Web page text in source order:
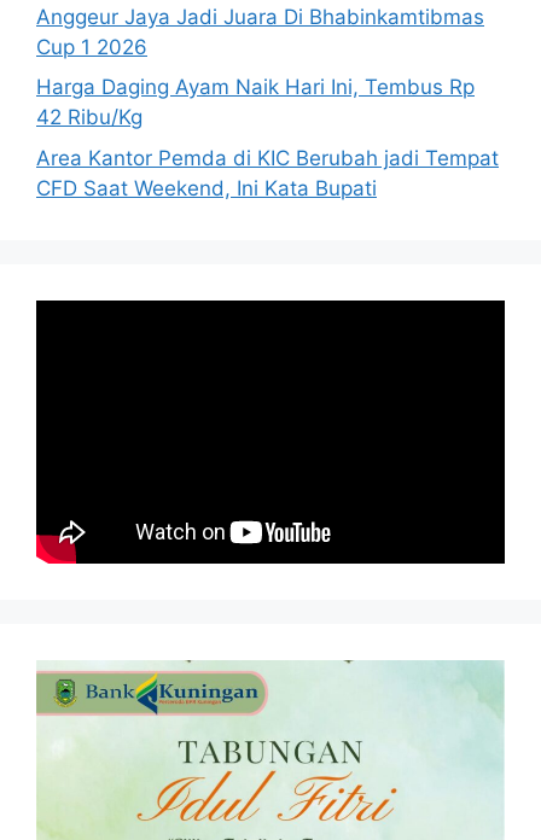
Anggeur Jaya Jadi Juara Di Bhabinkamtibmas
Cup 1 2026
Harga Daging Ayam Naik Hari Ini, Tembus Rp
42 Ribu/Kg
Area Kantor Pemda di KIC Berubah jadi Tempat
CFD Saat Weekend, Ini Kata Bupati